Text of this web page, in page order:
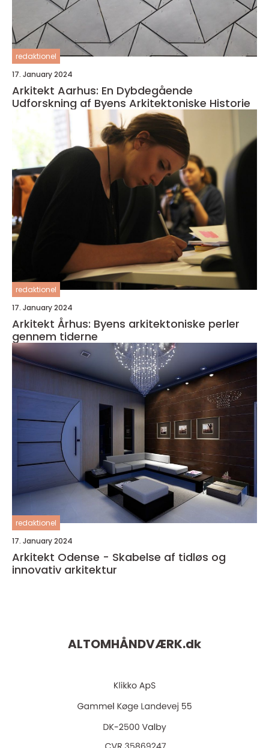
redaktionel
17. January 2024
Arkitekt Aarhus: En Dybdegående
Udforskning af Byens Arkitektoniske Historie
redaktionel
17. January 2024
Arkitekt Århus: Byens arkitektoniske perler
gennem tiderne
redaktionel
17. January 2024
Arkitekt Odense - Skabelse af tidløs og
innovativ arkitektur
ALTOMHÅNDVÆRK.dk